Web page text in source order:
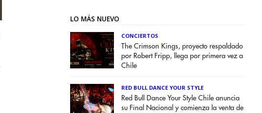
LO MÁS NUEVO
CONCIERTOS
The Crimson Kings, proyecto respaldado
por Robert Fripp, llega por primera vez a
Chile
RED BULL DANCE YOUR STYLE
Red Bull Dance Your Style Chile anuncia
su Final Nacional y comienza la venta de